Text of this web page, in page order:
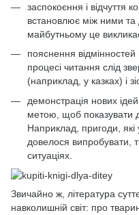
заспокоєння і відчуття
встановлює між ними та
майбутньому це
пояснення
процесі читання слід
(наприклад, у казках) і
демонстрація нових
метою, щоб показувати
Наприклад, пригоди,
довелося випробувати,
ситуаціях.
Звичайно ж, література
навколишній світ: про